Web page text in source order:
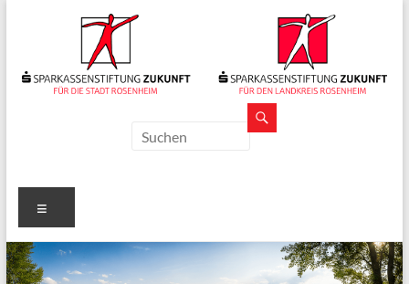
Sparkassenstiftungen
Für
Stadt
und
Landkreis
Rosenheim